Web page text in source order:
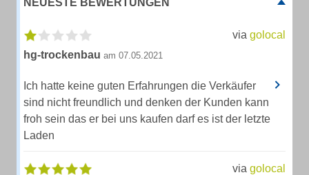
NEUESTE BEWERTUNGEN
via golocal
hg-trockenbau am 07.05.2021
Ich hatte keine guten Erfahrungen die Verkäufer
sind nicht freundlich und denken der Kunden kann
froh sein das er bei uns kaufen darf es ist der letzte
Laden
via golocal